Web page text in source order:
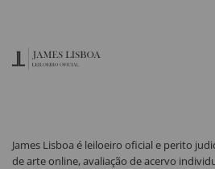
James Lisboa é leiloeiro oficial e perito
de arte online, avaliação de acervo